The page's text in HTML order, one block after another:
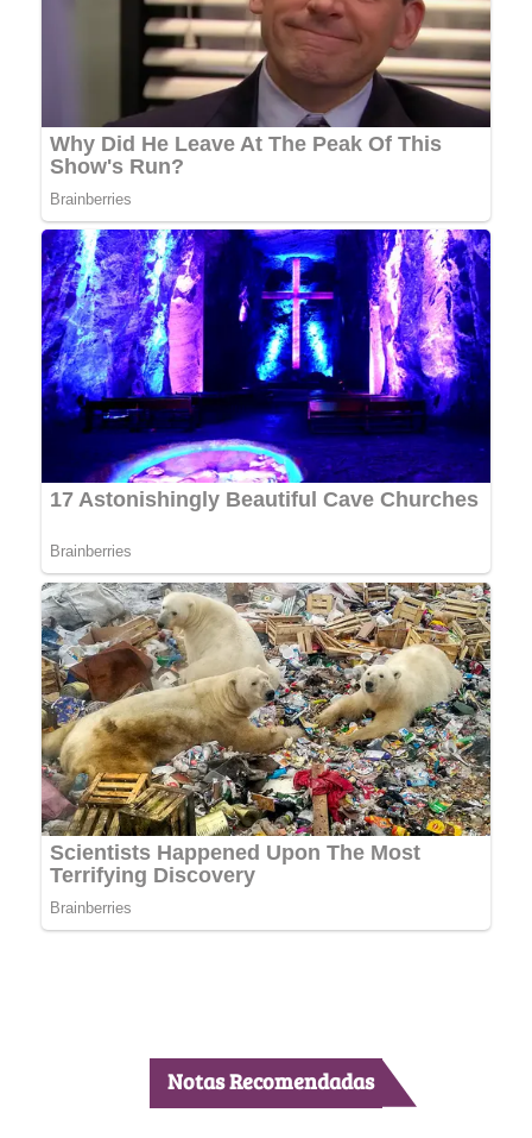
Notas Recomendadas